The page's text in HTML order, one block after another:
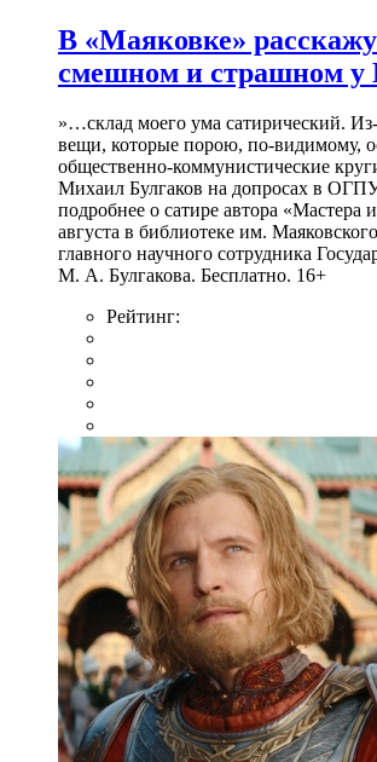
В «Маяковке»
смешном и страшном у
»…склад моего ума сатирический.
вещи, которые порою, по-видимому,
общественно-коммунистические
Михаил Булгаков на допросах в
подробнее о сатире автора «Мастера
августа в библиотеке им.
главного научного сотрудника
М. А. Булгакова. Бесплатно. 16+
Рейтинг: